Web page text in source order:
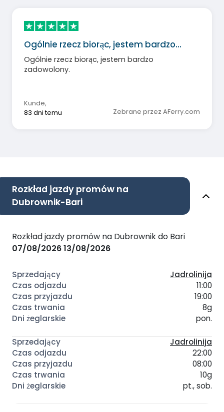
Ogólnie rzecz biorąc, jestem bardzo…
Ogólnie rzecz biorąc, jestem bardzo
zadowolony.
Kunde,
83 dni temu
Zebrane przez AFerry.com
Rozkład jazdy promów na
Dubrownik-Bari
Rozkład jazdy promów na Dubrownik do Bari
07/08/202613/08/2026
Jadrolinija
11:00
19:00
8g
pon.
Jadrolinija
22:00
08:00
10g
pt., sob.